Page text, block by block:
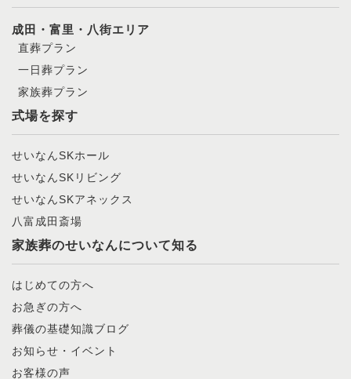
成田・富里・八街エリア
直葬プラン
一日葬プラン
家族葬プラン
式場を探す
せいなんSKホール
せいなんSKリビング
せいなんSKアネックス
八富成田斎場
家族葬のせいなんについて知る
はじめての方へ
お急ぎの方へ
葬儀の基礎知識ブログ
お知らせ・イベント
お客様の声